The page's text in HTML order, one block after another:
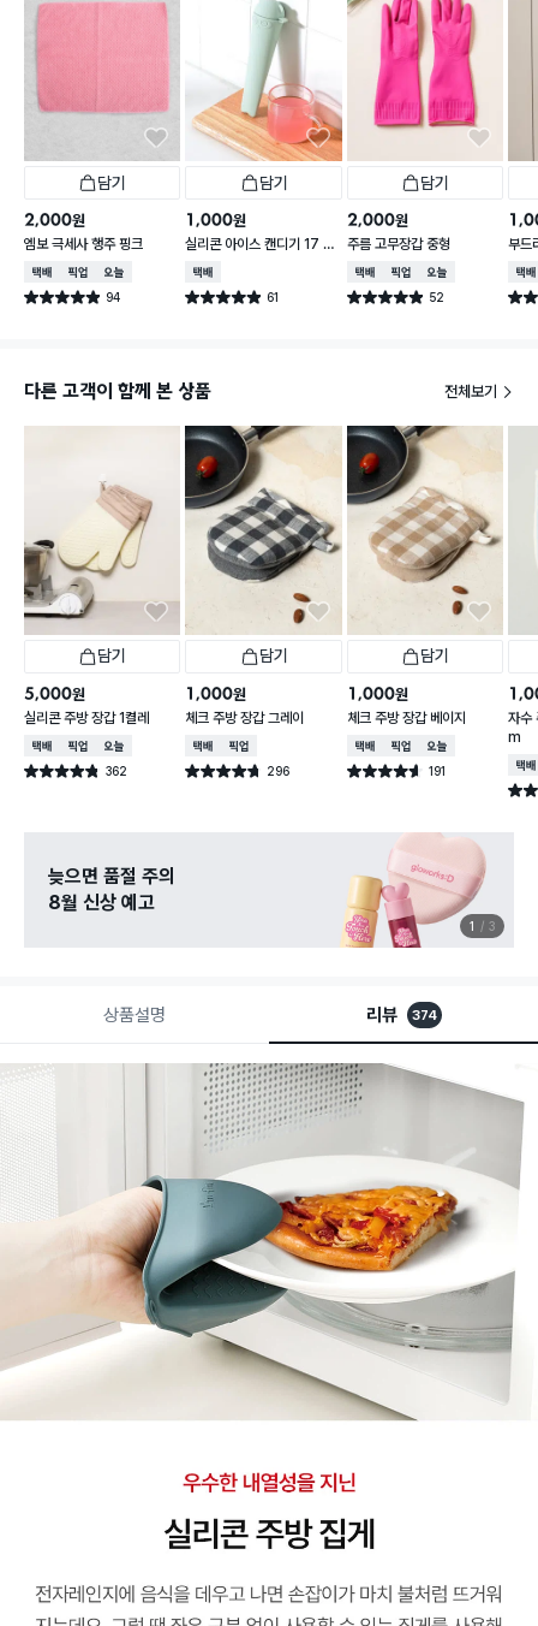
담기
2,000원
엠보 극세사 행주 핑크
택배배송매장픽업오늘배송
별점 4.9점 94
건 작성
담기
1,000원
실리콘 아이스 캔디기 17 X
4 cm
택배배송
별점 4.9점 61
건 작성
담기
2,000원
주름 고무장갑 중형
택배배송매장픽업오늘배송
별점 4.9점 52
건 작성
부드
0
택배
별점
다른 고객이 함께 본 상품 전체보기
담기
5,000원
실리콘 주방 장갑 1켤레
택배배송매장픽업오늘배송
별점 4.8점 362
건 작성
담기
1,000원
체크 주방 장갑 그레이
택배배송매장픽업
별점 4.7점 296
건 작성
담기
1,000원
체크 주방 장갑 베이지
택배배송매장픽업오늘배송
별점 4.6점 191
건 작성
자수
m
택배
별점
늦으면 품절 주의
8월 신상 예고
1 3
상품설명 리뷰 374